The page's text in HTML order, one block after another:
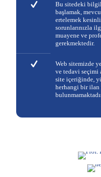
Bu sitedeki
başlamak,
ertelemek
sorunlarınızla
muayene ve
gerekmektedir.
Web sitemizde
ve tedavi seçimi
site içeriğinde,
herhangi bir ilan